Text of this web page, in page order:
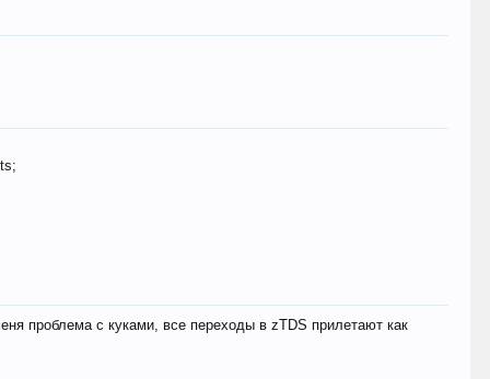
проблема с куками, все переходы в zTDS прилетают как